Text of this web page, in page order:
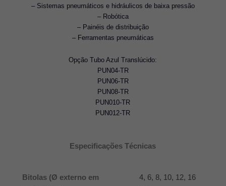
– Sistemas pneumáticos e hidráulicos de baixa pressão
– Robótica
– Painéis de distribuição
– Ferramentas pneumáticas
Opção Tubo Azul Translúcido:
PUN04-TR
PUN06-TR
​PUN08-TR
​PUN010-TR
​PUN012-TR
Especificações Técnicas
Bitolas (Ø externo em
4, 6, 8, 10, 12, 16